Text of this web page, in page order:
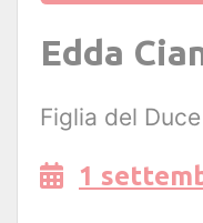
Edda
Figlia del Duce
1